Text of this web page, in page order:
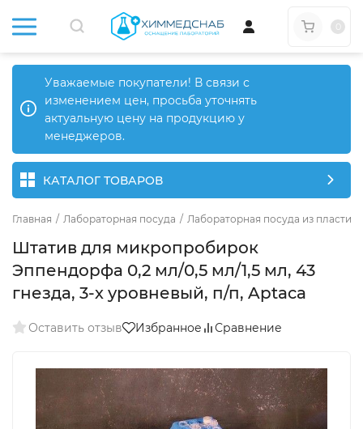
Уважаемые покупатели! В связи с
изменением цен, просьба уточнять
актуальную цену на продукцию у
менеджеров.
КАТАЛОГ ТОВАРОВ
Главная / Лабораторная посуда / Лабораторная посуда из пластика
Штатив для микропробирок
Эппендорфа 0,2 мл/0,5 мл/1,5 мл, 43
гнезда, 3-х уровневый, п/п, Aptaca
Оставить отзыв Избранное Сравнение